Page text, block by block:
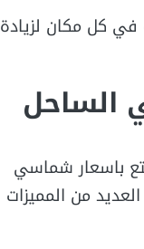
في كل مكان لزيادة
الساحل
باسعار شماسي
من المميزات